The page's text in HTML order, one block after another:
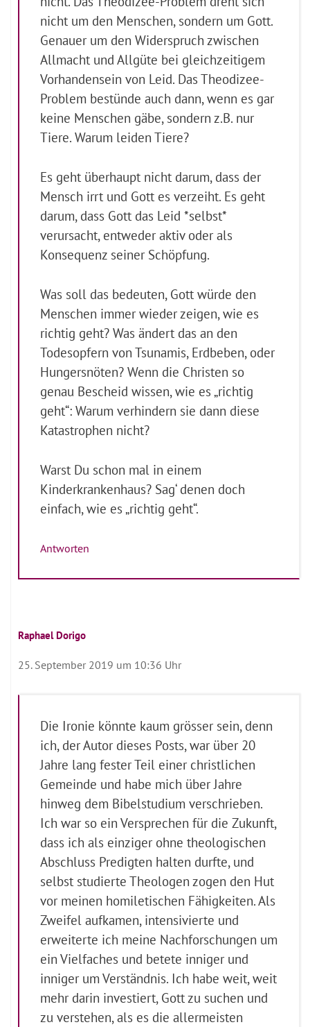
nicht um den Menschen, sondern um Gott.
Genauer um den Widerspruch zwischen
Allmacht und Allgüte bei gleichzeitigem
Vorhandensein von Leid. Das Theodizee-
Problem bestünde auch dann, wenn es gar
keine Menschen gäbe, sondern z.B. nur
Tiere. Warum leiden Tiere?
Es geht überhaupt nicht darum, dass der
Mensch irrt und Gott es verzeiht. Es geht
darum, dass Gott das Leid *selbst*
verursacht, entweder aktiv oder als
Konsequenz seiner Schöpfung.
Was soll das bedeuten, Gott würde den
Menschen immer wieder zeigen, wie es
richtig geht? Was ändert das an den
Todesopfern von Tsunamis, Erdbeben, oder
Hungersnöten? Wenn die Christen so
genau Bescheid wissen, wie es „richtig
geht“: Warum verhindern sie dann diese
Katastrophen nicht?
Warst Du schon mal in einem
Kinderkrankenhaus? Sag‘ denen doch
einfach, wie es „richtig geht“.
Antworten
Raphael Dorigo
25. September 2019 um 10:36 Uhr
Die Ironie könnte kaum grösser sein, denn
ich, der Autor dieses Posts, war über 20
Jahre lang fester Teil einer christlichen
Gemeinde und habe mich über Jahre
hinweg dem Bibelstudium verschrieben.
Ich war so ein Versprechen für die Zukunft,
dass ich als einziger ohne theologischen
Abschluss Predigten halten durfte, und
selbst studierte Theologen zogen den Hut
vor meinen homiletischen Fähigkeiten. Als
Zweifel aufkamen, intensivierte und
erweiterte ich meine Nachforschungen um
ein Vielfaches und betete inniger und
inniger um Verständnis. Ich habe weit, weit
mehr darin investiert, Gott zu suchen und
zu verstehen, als es die allermeisten